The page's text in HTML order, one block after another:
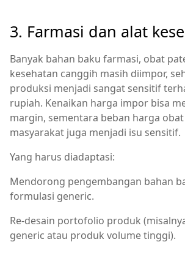
3. Farmasi dan alat
Banyak bahan baku farmasi, obat
kesehatan canggih masih diimpor,
produksi menjadi sangat sensitif
rupiah. Kenaikan harga impor bisa
margin, sementara beban harga
masyarakat juga menjadi isu sensitif.
Yang harus diadaptasi:
Mendorong pengembangan bahan
formulasi generic.
Re‑desain portofolio produk
generic atau produk volume tinggi).